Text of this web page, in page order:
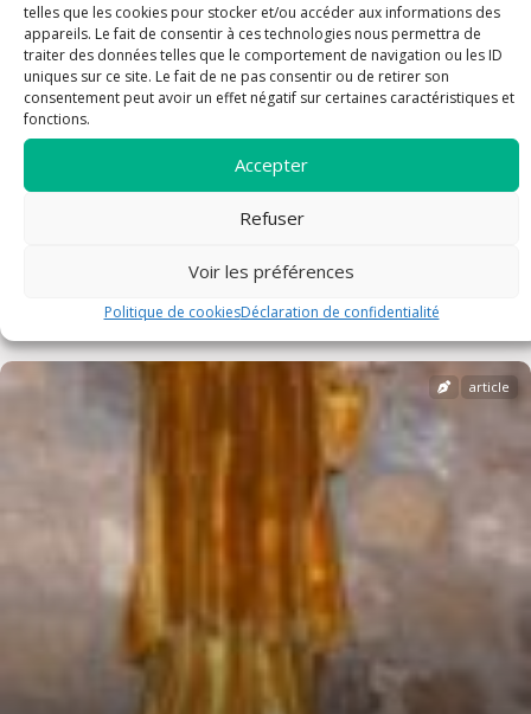
telles que les cookies pour stocker et/ou accéder aux informations des
appareils. Le fait de consentir à ces technologies nous permettra de
traiter des données telles que le comportement de navigation ou les ID
uniques sur ce site. Le fait de ne pas consentir ou de retirer son
consentement peut avoir un effet négatif sur certaines caractéristiques et
fonctions.
Accepter
Refuser
Voir les préférences
Politique de cookiesDéclaration de confidentialité
FETE DE L ASSOMPTION
article